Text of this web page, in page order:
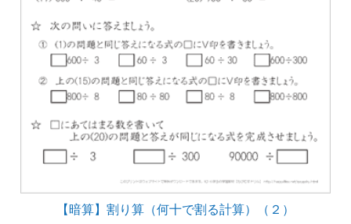
【暗算】割り算（何十で割る計算）（２）